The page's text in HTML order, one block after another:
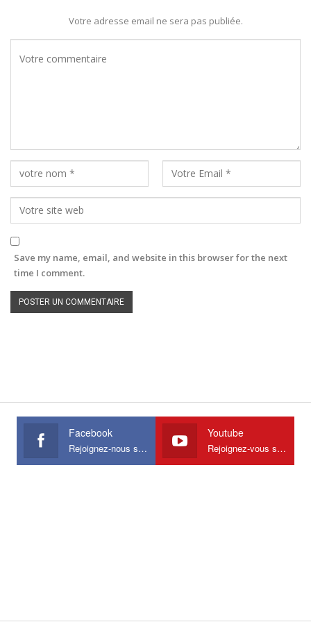
Votre adresse email ne sera pas publiée.
Save my name, email, and website in this browser for the next
time I comment.
Facebook
Rejoignez-nous sur Facebook
Youtube
Rejoignez-vous sur Youtube